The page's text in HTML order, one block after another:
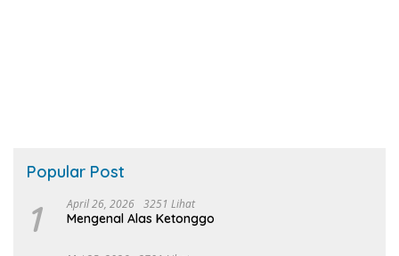
Popular Post
1 April 26, 2026 3251 Lihat
Mengenal Alas Ketonggo